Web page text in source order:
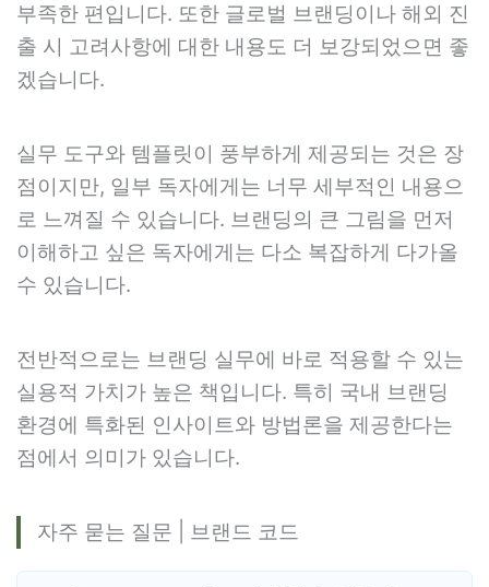
부족한 편입니다. 또한 글로벌 브랜딩이나 해외 진
출 시 고려사항에 대한 내용도 더 보강되었으면 좋
겠습니다.
실무 도구와 템플릿이 풍부하게 제공되는 것은 장
점이지만, 일부 독자에게는 너무 세부적인 내용으
로 느껴질 수 있습니다. 브랜딩의 큰 그림을 먼저
이해하고 싶은 독자에게는 다소 복잡하게 다가올
수 있습니다.
전반적으로는 브랜딩 실무에 바로 적용할 수 있는
실용적 가치가 높은 책입니다. 특히 국내 브랜딩
환경에 특화된 인사이트와 방법론을 제공한다는
점에서 의미가 있습니다.
자주 묻는 질문 | 브랜드 코드